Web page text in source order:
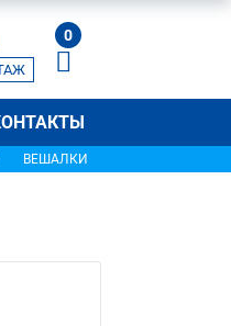
0
ВЕШАЛКИ